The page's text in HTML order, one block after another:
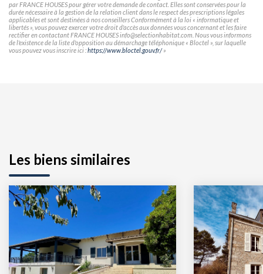
par FRANCE HOUSES pour gérer votre demande de contact. Elles sont conservées pour la
durée nécessaire à la gestion de la relation client dans le respect des prescriptions légales
applicables et sont destinées à nos conseillers Conformément à la loi « informatique et
libertés », vous pouvez exercer votre droit d'accès aux données vous concernant et les faire
rectifier en contactant FRANCE HOUSES info@selectionhabitat.com. Nous vous informons
de l'existence de la liste d'opposition au démarchage téléphonique « Bloctel », sur laquelle
vous pouvez vous inscrire ici :https://www.bloctel.gouv.fr/»
Les biens similaires